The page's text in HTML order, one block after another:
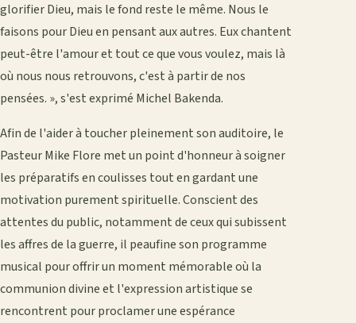
glorifier Dieu, mais le fond reste le même. Nous le
faisons pour Dieu en pensant aux autres. Eux chantent
peut-être l'amour et tout ce que vous voulez, mais là
où nous nous retrouvons, c'est à partir de nos
pensées. », s'est exprimé Michel Bakenda.
Afin de l'aider à toucher pleinement son auditoire, le
Pasteur Mike Flore met un point d'honneur à soigner
les préparatifs en coulisses tout en gardant une
motivation purement spirituelle. Conscient des
attentes du public, notamment de ceux qui subissent
les affres de la guerre, il peaufine son programme
musical pour offrir un moment mémorable où la
communion divine et l'expression artistique se
rencontrent pour proclamer une espérance